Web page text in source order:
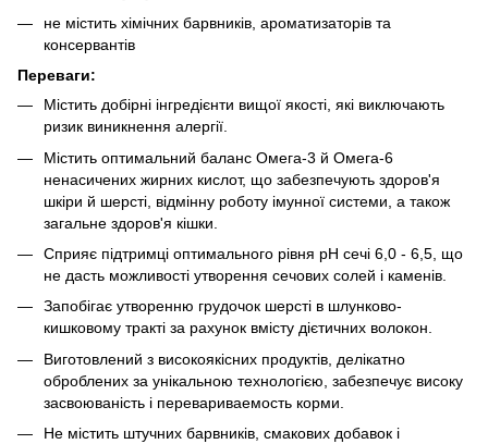
не містить хімічних барвників, ароматизаторів та
консервантів
Переваги: ​​
Містить добірні інгредієнти вищої якості, які виключають
ризик виникнення алергії.
Містить оптимальний баланс Омега-3 й Омега-6
ненасичених жирних кислот, що забезпечують здоров'я
шкіри й шерсті, відмінну роботу імунної системи, а також
загальне здоров'я кішки.
Сприяє підтримці оптимального рівня pH сечі 6,0 - 6,5, що
не дасть можливості утворення сечових солей і каменів.
Запобігає утворенню грудочок шерсті в шлунково-
кишковому тракті за рахунок вмісту дієтичних волокон.
Виготовлений з високоякісних продуктів, делікатно
оброблених за унікальною технологією, забезпечує високу
засвоюваність і перевариваемость корми.
Не містить штучних барвників, смакових добавок і